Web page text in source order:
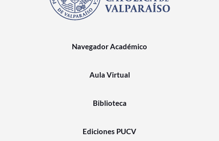
Navegador Académico
Aula Virtual
Biblioteca
Ediciones PUCV